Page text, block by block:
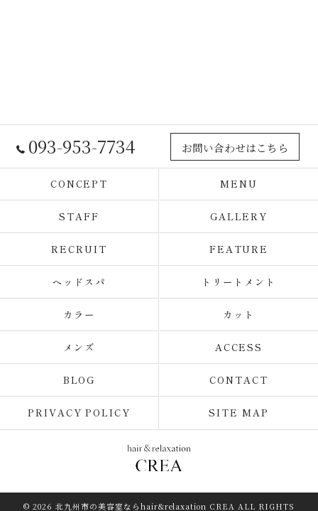
093-953-7734 お問い合わせはこちら
CONCEPT MENU
STAFF GALLERY
RECRUIT FEATURE
ヘッドスパ トリートメント
カラー カット
メンズ ACCESS
BLOG CONTACT
PRIVACY POLICY SITE MAP
© 2026 北九州市の美容室ならhair&relaxation CREA ALL RIGHTS